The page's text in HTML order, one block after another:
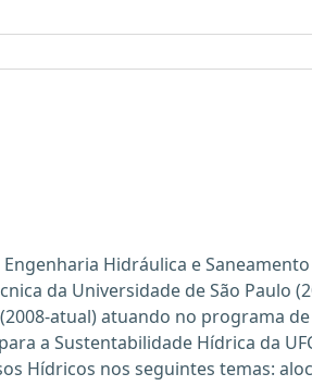
Hidráulica e
da Universidade de São Paulo
atual) atuando no programa
a Sustentabilidade Hídrica da
Hídricos nos seguintes temas: